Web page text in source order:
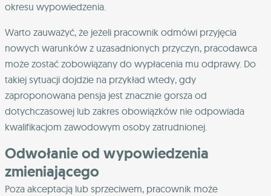
okresu wypowiedzenia.
Warto zauważyć, że jeżeli pracownik odmówi przyjęcia
nowych warunków z uzasadnionych przyczyn, pracodawca
może zostać zobowiązany do wypłacenia mu odprawy. Do
takiej sytuacji dojdzie na przykład wtedy, gdy
zaproponowana pensja jest znacznie gorsza od
dotychczasowej lub zakres obowiązków nie odpowiada
kwalifikacjom zawodowym osoby zatrudnionej.
Odwołanie od wypowiedzenia
zmieniającego
Poza akceptacją lub sprzeciwem, pracownik może